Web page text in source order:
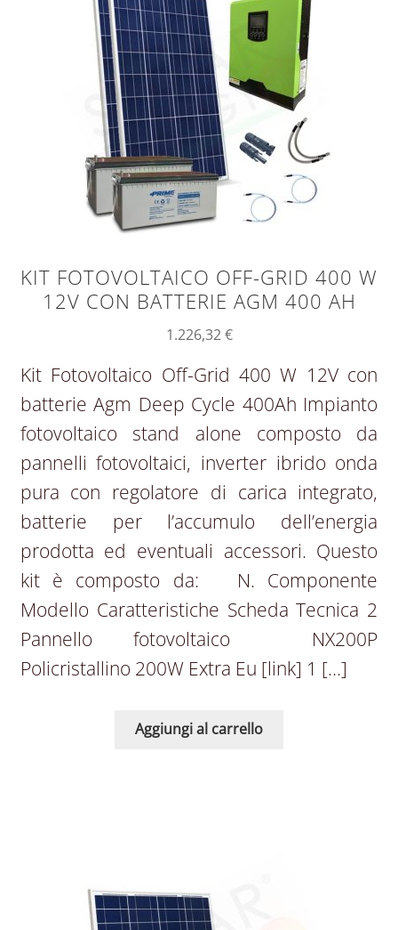
KIT FOTOVOLTAICO OFF-GRID 400 W
12V CON BATTERIE AGM 400 AH
1.226,32€
Kit Fotovoltaico Off-Grid 400 W 12V con
batterie Agm Deep Cycle 400Ah Impianto
fotovoltaico stand alone composto da
pannelli fotovoltaici, inverter ibrido onda
pura con regolatore di carica integrato,
batterie per l’accumulo dell’energia
prodotta ed eventuali accessori. Questo
kit è composto da: N. Componente
Modello Caratteristiche Scheda Tecnica 2
Pannello fotovoltaico NX200P
Policristallino 200W Extra Eu [link] 1 […]
Aggiungi al carrello